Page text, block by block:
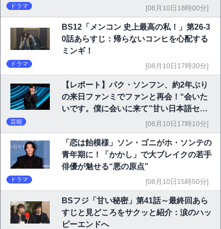
ドラマ [08月10日18時00分]
BS12「メンコン 史上最高の私！」第26-3
0話あらすじ：帰らないコンヒを心配する
ミンギ！
ドラマ [08月10日17時30分]
【レポート】パク・ソンフン、約2年ぶり
の来日ファンミでファンと再会！“会いた
いです。僕に会いに来て”甘い日本語セリ
芸能 [08月10日17時10分]
「恋は飴模様」ソン・ゴニがホ・ソンテの
青年期に！「かかし」で大ブレイクの若手
俳優が魅せる“悪の原点”
ドラマ [08月10日15時50分]
BSフジ「甘い秘密」第41話～最終回あら
すじと見どころをサクッと紹介：涙のハッ
ピーエンドへ